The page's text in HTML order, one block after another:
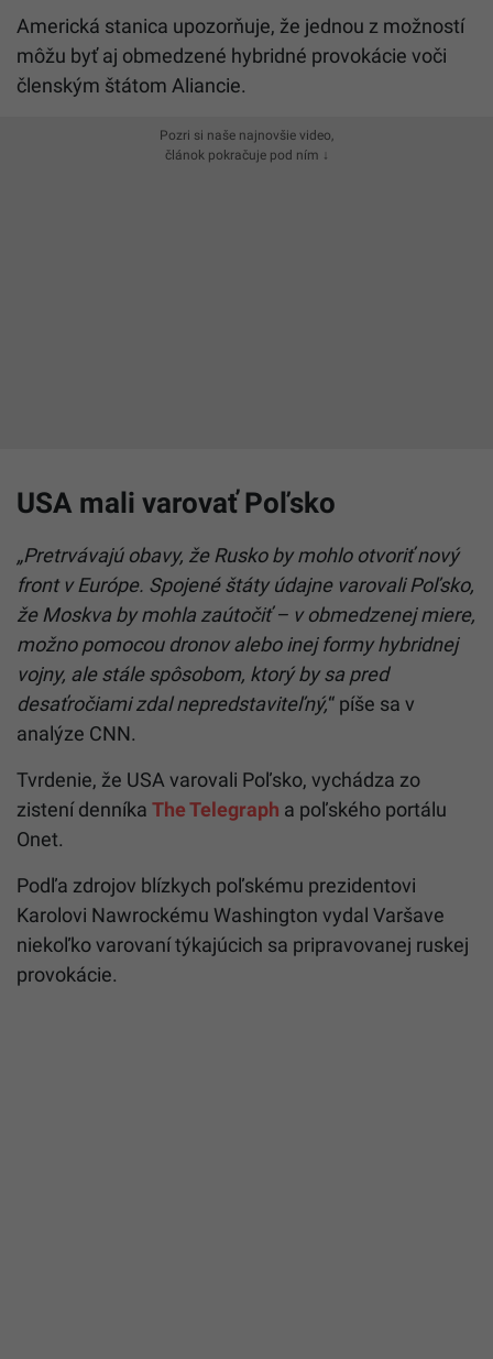
Americká stanica upozorňuje, že jednou z možností
môžu byť aj obmedzené hybridné provokácie voči
členským štátom Aliancie.
Pozri si naše najnovšie video,
článok pokračuje pod ním ↓
USA mali varovať Poľsko
„Pretrvávajú obavy, že Rusko by mohlo otvoriť nový
front v Európe. Spojené štáty údajne varovali Poľsko,
že Moskva by mohla zaútočiť – v obmedzenej miere,
možno pomocou dronov alebo inej formy hybridnej
vojny, ale stále spôsobom, ktorý by sa pred
desaťročiami zdal nepredstaviteľný,“ píše sa v
analýze CNN.
Tvrdenie, že USA varovali Poľsko, vychádza zo
zistení denníka The Telegraph a poľského portálu
Onet.
Podľa zdrojov blízkych poľskému prezidentovi
Karolovi Nawrockému Washington vydal Varšave
niekoľko varovaní týkajúcich sa pripravovanej ruskej
provokácie.